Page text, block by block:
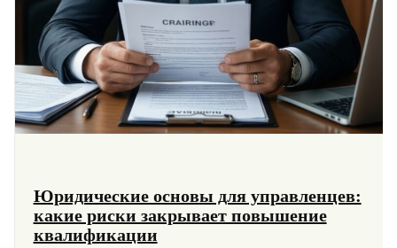
Юридические основы для управленцев:
какие риски закрывает повышение
квалификации